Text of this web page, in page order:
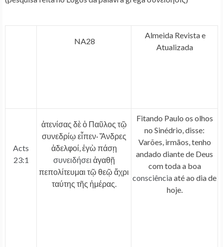
NA28
Almeida Revista e
Atualizada
Acts
23:1
ἀτενίσας δὲ ὁ Παῦλος τῷ
συνεδρίῳ εἶπεν· Ἄνδρες
ἀδελφοί, ἐγὼ πάσῃ
συνειδήσει ἀγαθῇ
πεπολίτευμαι τῷ θεῷ ἄχρι
ταύτης τῆς ἡμέρας.
Fitando Paulo os olhos
no Sinédrio, disse:
Varões, irmãos, tenho
andado diante de Deus
com toda a boa
consciênciaaté ao dia de
hoje.